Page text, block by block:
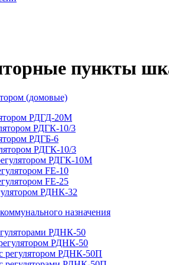
пункты
(домовые)
РДГД-20М
РДГК-10/3
РДГБ-6
РДГК-10/3
РДГК-10М
FE-10
FE-25
РДНК-32
назначения
РДНК-50
РДНК-50
РДНК-50П